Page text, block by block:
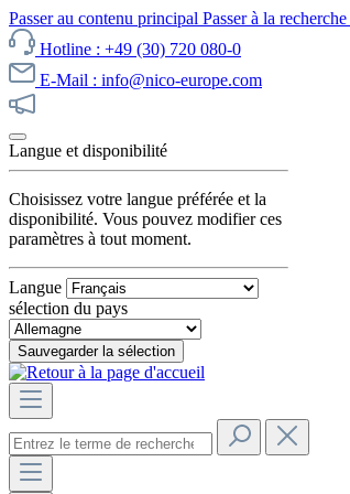
Passer au contenu principal Passer à la recherche
Hotline : +49 (30) 720 080-0
E-Mail : info@nico-europe.com
Langue et disponibilité
Choisissez votre langue préférée et la
disponibilité. Vous pouvez modifier ces
paramètres à tout moment.
Langue
sélection du pays
Sauvegarder la sélection